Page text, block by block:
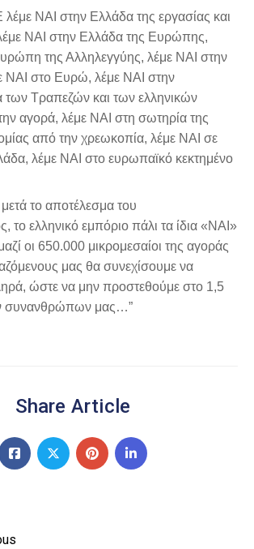
ΝΑΙ στην Ελλάδα της εργασίας και
ΝΑΙ στην Ελλάδα της Ευρώπης,
της Αλληλεγγύης, λέμε ΝΑΙ στην
ΝΑΙ στο Ευρώ, λέμε ΝΑΙ στην
των Τραπεζών και των ελληνικών
αγορά, λέμε ΝΑΙ στη σωτηρία της
από την χρεωκοπία, λέμε ΝΑΙ σε
λέμε ΝΑΙ στο ευρωπαϊκό κεκτημένο
το αποτέλεσμα του
το ελληνικό εμπόριο πάλι τα ίδια «ΝΑΙ»
οι 650.000 μικρομεσαίοι της αγοράς
μας θα συνεχίσουμε να
ώστε να μην προστεθούμε στο 1,5
συνανθρώπων μας…”
Share Article